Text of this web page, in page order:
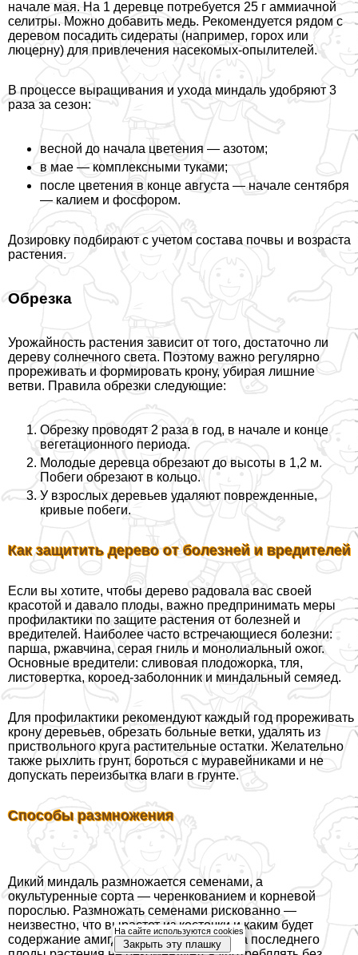
начале мая. На 1 деревце потребуется 25 г аммиачной
селитры. Можно добавить медь. Рекомендуется рядом с
деревом посадить сидераты (например, горох или
люцерну) для привлечения насекомых-опылителей.
В процессе выращивания и ухода миндаль удобряют 3
раза за сезон:
весной до начала цветения — азотом;
в мае — комплексными туками;
после цветения в конце августа — начале сентября
— калием и фосфором.
Дозировку подбирают с учетом состава почвы и возраста
растения.
Обрезка
Урожайность растения зависит от того, достаточно ли
дереву солнечного света. Поэтому важно регулярно
прореживать и формировать крону, убирая лишние
ветви. Правила обрезки следующие:
Обрезку проводят 2 раза в год, в начале и конце
вегетационного периода.
Молодые деревца обрезают до высоты в 1,2 м.
Побеги обрезают в кольцо.
У взрослых деревьев удаляют поврежденные,
кривые побеги.
Как защитить дерево от болезней и вредителей
Если вы хотите, чтобы дерево радовала вас своей
красотой и давало плоды, важно предпринимать меры
профилактики по защите растения от болезней и
вредителей. Наиболее часто встречающиеся болезни:
парша, ржавчина, серая гниль и монолиальный ожог.
Основные вредители: сливовая плодожорка, тля,
листовертка, короед-заболонник и миндальный семяед.
Для профилактики рекомендуют каждый год прореживать
крону деревьев, обрезать больные ветки, удалять из
приствольного круга растительные остатки. Желательно
также рыхлить грунт, бороться с муравейниками и не
допускать переизбытка влаги в грунте.
Способы размножения
Дикий миндаль размножается семенами, а
окультуренные сорта — черенкованием и корневой
порослью. Размножать семенами рискованно —
неизвестно, что вырастет из косточки и каким будет
содержание амигдалина в орехах. Из-за последнего
На сайте используются cookies
Закрыть эту плашку